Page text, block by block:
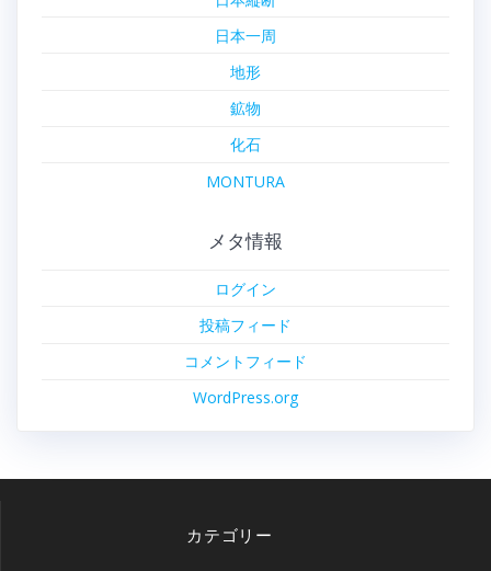
日本一周
地形
鉱物
化石
MONTURA
メタ情報
ログイン
投稿フィード
コメントフィード
WordPress.org
カテゴリー